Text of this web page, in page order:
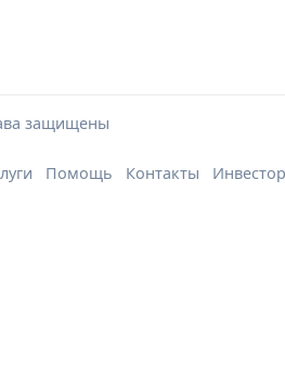
защищены
Помощь Контакты